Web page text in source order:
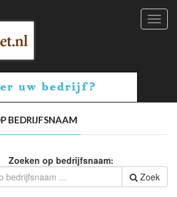
BEDRIJFSNAAM
Zoeken op bedrijfsnaam:
Zoek